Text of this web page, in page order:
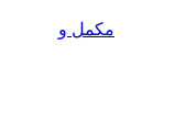
مکمل و